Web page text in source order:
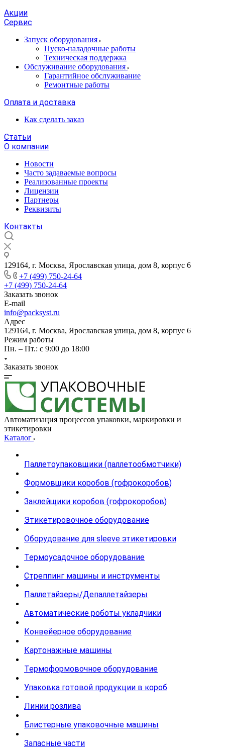
Акции
Сервис
Запуск оборудования
Пуско-наладочные работы
Техническая поддержка
Обслуживание оборудования
Гарантийное обслуживание
Ремонтные работы
Оплата и доставка
Как сделать заказ
Статьи
О компании
Новости
Часто задаваемые вопросы
Реализованные проекты
Лицензии
Партнеры
Реквизиты
Контакты
129164, г. Москва, Ярославская улица, дом 8, корпус 6
+7 (499) 750-24-64
+7 (499) 750-24-64
Заказать звонок
E-mail
info@packsyst.ru
Адрес
129164, г. Москва, Ярославская улица, дом 8, корпус 6
Режим работы
Пн. – Пт.: с 9:00 до 18:00
Заказать звонок
Автоматизация процессов упаковки, маркировки и
этикетировки
Каталог
Паллетоупаковщики (паллетообмотчики)
Формовщики коробов (гофрокоробов)
Заклейщики коробов (гофрокоробов)
Этикетировочное оборудование
Оборудование для sleeve этикетировки
Термоусадочное оборудование
Стреппинг машины и инструменты
Паллетайзеры/Депаллетайзеры
Автоматические роботы укладчики
Конвейерное оборудование
Картонажные машины
Термоформовочное оборудование
Упаковка готовой продукции в короб
Линии розлива
Блистерные упаковочные машины
Запасные части